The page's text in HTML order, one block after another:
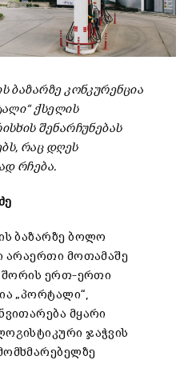
ბაზარზე კონკურენცია
“ქსელის
შენარჩუნებას
, რაც დღეს
რჩება.
ბაზარზე ბოლო
არაერთი მოთამაშე
შორის ერთ–ერთი
„პორტალი“,
მყარი
ჯაჭვის